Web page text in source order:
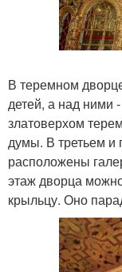
В теремном
детей, а над ними
златоверхом
думы. В третьем и
расположены
этаж дворца
крыльцу. Оно